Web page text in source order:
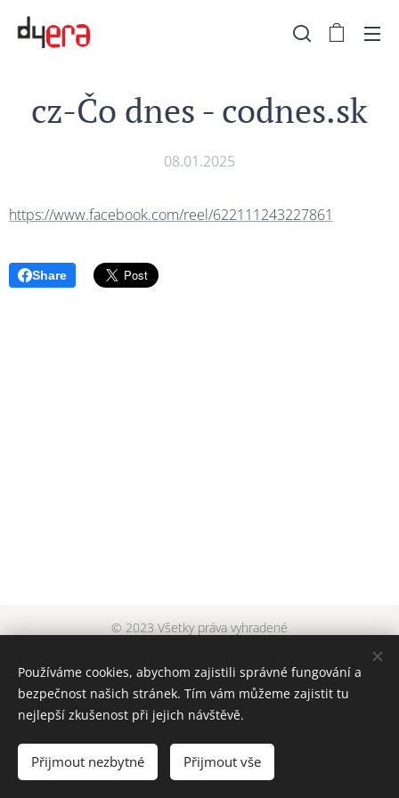
cz-Čo dnes - codnes.sk
08.01.2025
https://www.facebook.com/reel/622111243227861
Share
© 2023 Všetky práva vyhradené
Jazyky
Slovenčina
English
Čeština
EUR €
Používáme cookies, abychom zajistili správné fungování a
bezpečnost našich stránek. Tím vám můžeme zajistit tu
nejlepší zkušenost při jejich návštěvě.
Přijmout nezbytné Přijmout vše